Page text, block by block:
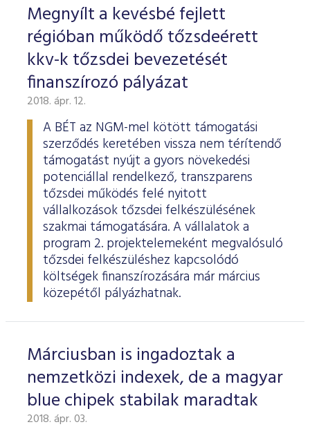
Megnyílt a kevésbé fejlett
régióban működő tőzsdeérett
kkv-k tőzsdei bevezetését
finanszírozó pályázat
2018. ápr. 12.
A BÉT az NGM-mel kötött támogatási
szerződés keretében vissza nem térítendő
támogatást nyújt a gyors növekedési
potenciállal rendelkező, transzparens
tőzsdei működés felé nyitott
vállalkozások tőzsdei felkészülésének
szakmai támogatására. A vállalatok a
program 2. projektelemeként megvalósuló
tőzsdei felkészüléshez kapcsolódó
költségek finanszírozására már március
közepétől pályázhatnak.
Márciusban is ingadoztak a
nemzetközi indexek, de a magyar
blue chipek stabilak maradtak
2018. ápr. 03.